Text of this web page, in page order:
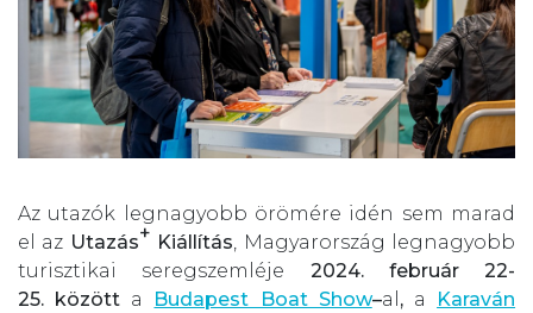
Az utazók legnagyobb örömére idén sem marad
el az Utazás+ Kiállítás , Magyarország legnagyobb
turisztikai seregszemléje 2024. február 22-
25. között a Budapest Boat Show–al , a
Karaván